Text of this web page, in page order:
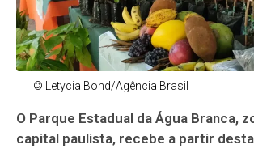
© Letycia Bond/Agência Brasil
O Parque Estadual da Água Branca,
capital paulista, recebe a partir